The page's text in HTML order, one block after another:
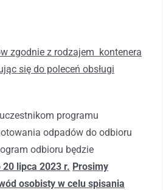
zgodnie z rodzajem kontenera
się do poleceń obsługi
programu
odpadów do odbioru
odbioru będzie
20 lipca 2023 r. Prosimy
osobisty w celu spisania